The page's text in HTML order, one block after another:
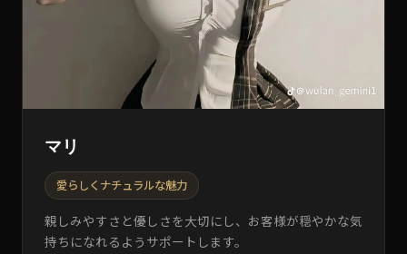
マリ
愛らしくナチュラルな魅力
親しみやすさと優しさを大切にし、お客様が穏やかな気
持ちになれるようサポートします。